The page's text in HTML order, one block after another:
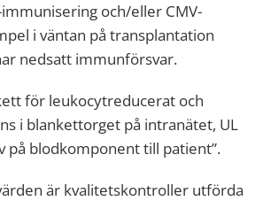
och/eller CMV-
i väntan på transplantation
nedsatt immunförsvar.
för leukocytreducerat och
i blankettorget på intranätet, UL
på blodkomponent till patient”.
är kvalitetskontroller utförda